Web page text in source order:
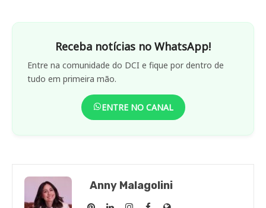
Receba notícias no WhatsApp!
Entre na comunidade do DCI e fique por dentro de
tudo em primeira mão.
ENTRE NO CANAL
Anny Malagolini